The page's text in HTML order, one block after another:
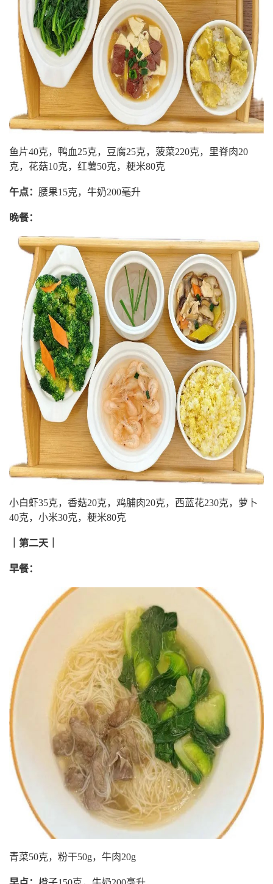
鱼片40克，鸭血25克，豆腐25克，菠菜220克，里脊肉20
克，花菇10克，红薯50克，粳米80克
午点： 腰果15克，牛奶200毫升
晚餐：
小白虾35克，香菇20克，鸡脯肉20克，西蓝花230克，萝卜
40克，小米30克，粳米80克
｜第二天｜
早餐：
青菜50克，粉干50g，牛肉20g